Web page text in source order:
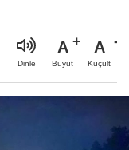
Dinle
A
Büyüt
A
Küçült